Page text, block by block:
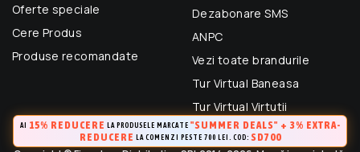
Oferte speciale
Cere Produs
Produse recomandate
Dezabonare SMS
ANPC
Vezi toate brandurile
Tur Virtual Baneasa
Tur Virtual Virtutii
AI 15% REDUCERE LA PRODUSELE MARCATE "SUMMER DEALS" + 3% EXTRA-
REDUCERE LA COMENZI PESTE 700 LEI. COD: SD700